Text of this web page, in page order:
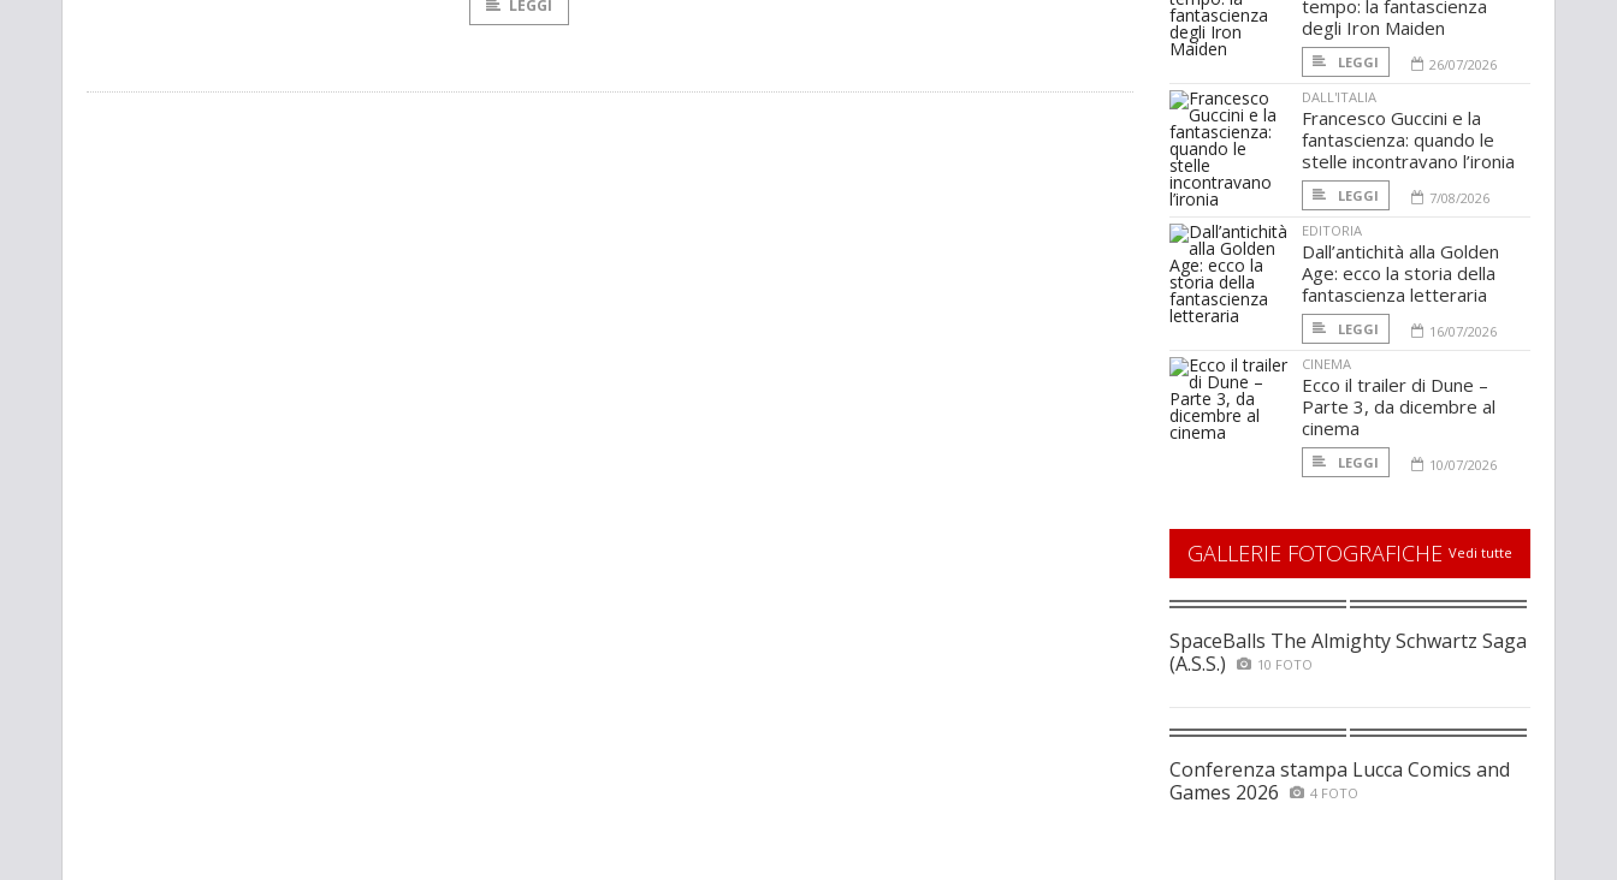
LEGGI
tempo: la fantascienza
degli Iron Maiden
LEGGI
26/07/2026
DALL'ITALIA
Francesco Guccini e la
fantascienza: quando le
stelle incontravano l’ironia
LEGGI
7/08/2026
EDITORIA
Dall’antichità alla Golden
Age: ecco la storia della
fantascienza letteraria
LEGGI
16/07/2026
CINEMA
Ecco il trailer di Dune –
Parte 3, da dicembre al
cinema
LEGGI 10/07/2026
GALLERIE FOTOGRAFICHE Vedi tutte
SpaceBalls The Almighty Schwartz Saga
(A.S.S.)
10 FOTO
Conferenza stampa Lucca Comics and
Games 2026
4 FOTO